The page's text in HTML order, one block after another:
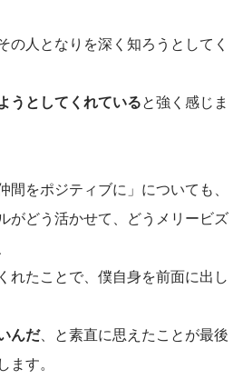
の人となりを深く知ろうとしてく
うとしてくれていると強く感じま
をポジティブに」についても、
がどう活かせて、どうメリービズ
れたことで、僕自身を前面に出し
んだ、と素直に思えたことが最後
す。